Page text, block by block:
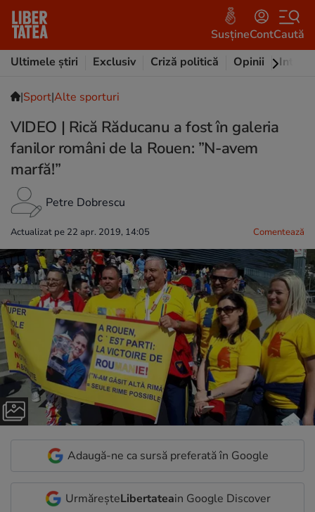
SusțineContCaută
Ultimele știri
Exclusiv Criză politică Opinii
|Sport|Alte sporturi
VIDEO | Rică Răducanu a fost în galeria
fanilor români de la Rouen: ”N-avem
marfă!”
Petre Dobrescu
Actualizat pe 22 apr. 2019, 14:05 Comentează
Adaugă-ne ca sursă preferată în Google
UrmăreșteLibertateain Google Discover